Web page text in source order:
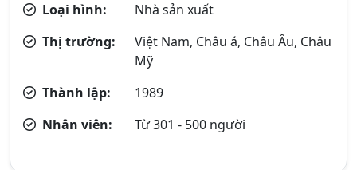
Loại hình:
Nhà sản xuất
Thị trường:
Việt Nam, Châu á, Châu Âu, Châu
Mỹ
Thành lập:
1989
Nhân viên:
Từ 301 - 500 người